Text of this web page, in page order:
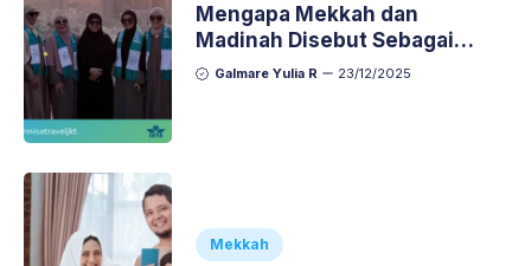
Mengapa Mekkah dan
Madinah Disebut Sebagai
Tanah Haram?
Galmare Yulia R 23/12/2025
Mekkah